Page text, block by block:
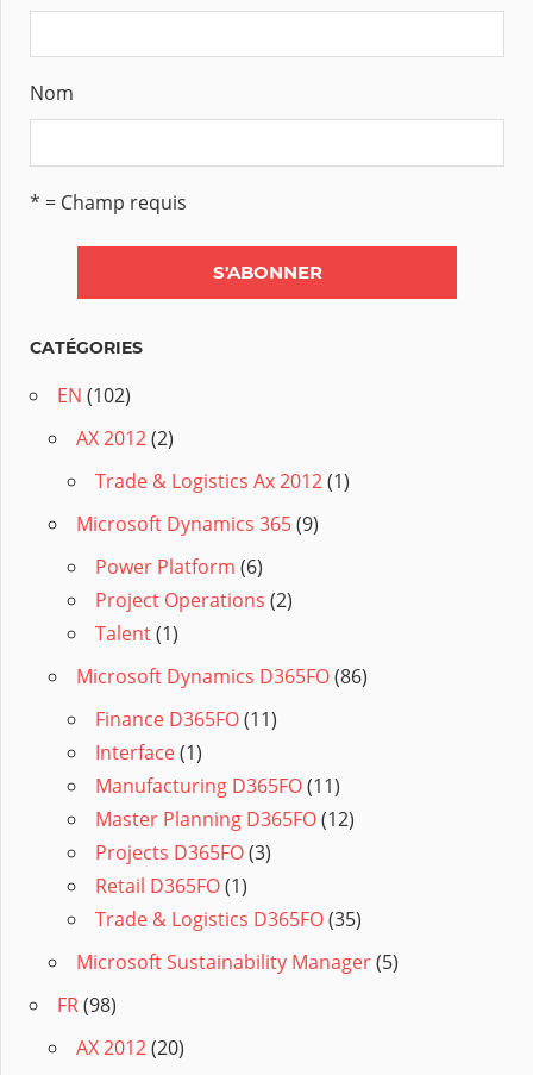
Nom
* = Champ requis
CATÉGORIES
EN (102)
AX 2012(2)
Trade & Logistics Ax 2012(1)
Microsoft Dynamics 365(9)
Power Platform (6)
Project Operations (2)
Talent(1)
Microsoft Dynamics D365FO(86)
Finance D365FO(11)
Interface(1)
Manufacturing D365FO(11)
Master Planning D365FO(12)
Projects D365FO(3)
Retail D365FO(1)
Trade & Logistics D365FO(35)
Microsoft Sustainability Manager(5)
FR(98)
AX 2012(20)